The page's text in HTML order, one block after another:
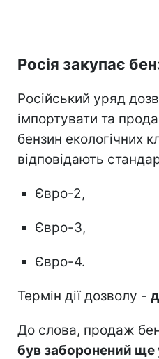
Росія закупає
Російський уряд
імпортувати та
бензин екологічних
відповідають
Євро-2,
Євро-3,
Євро-4.
Термін дії дозволу -
До слова, продаж
був заборонений ще